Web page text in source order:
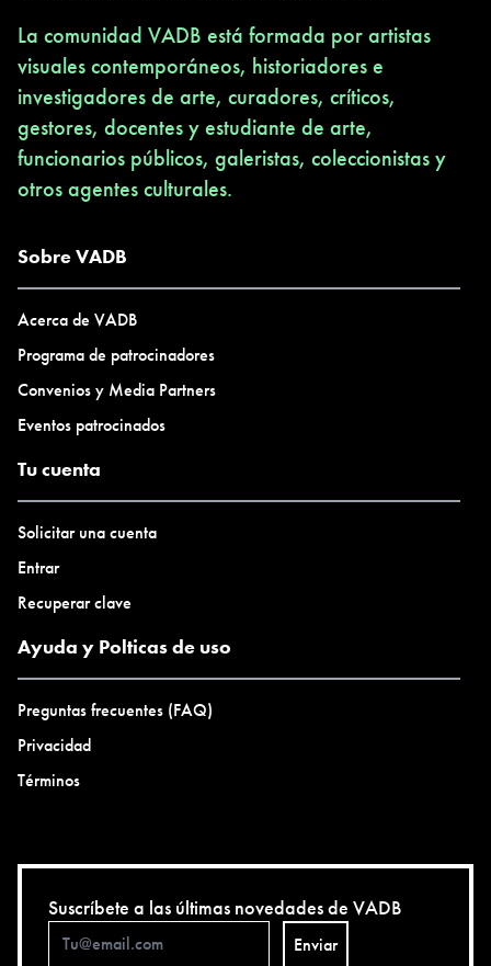
La comunidad VADB está formada por artistas
visuales contemporáneos, historiadores e
investigadores de arte, curadores, críticos,
gestores, docentes y estudiante de arte,
funcionarios públicos, galeristas, coleccionistas y
otros agentes culturales.
Sobre VADB
Acerca de VADB
Programa de patrocinadores
Convenios y Media Partners
Eventos patrocinados
Tu cuenta
Solicitar una cuenta
Entrar
Recuperar clave
Ayuda y Polticas de uso
Preguntas frecuentes (FAQ)
Privacidad
Términos
Suscríbete a las últimas novedades de VADB
Enviar